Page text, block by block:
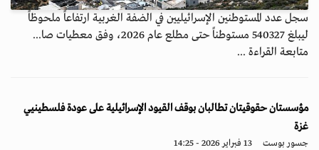
سجل عدد المستوطنين الإسرائيليين في الضفة الغربية ارتفاعاً ملحوظاً
ليبلغ 540327 مستوطناً حتى مطلع عام 2026، وفق معطيات صا...
متابعة القراءة ...
مؤسستان حقوقيتان تطالبان بوقف القيود الإسرائيلية على عودة فلسطينيي
غزة
جسور بوست 13 فبراير 2026 - 14:25